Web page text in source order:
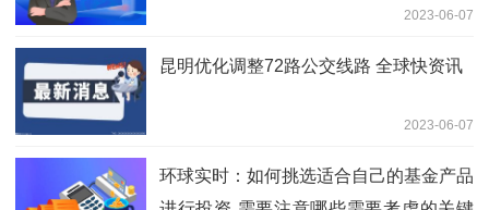
2023-06-07
昆明优化调整72路公交线路 全球快资讯
2023-06-07
环球实时：如何挑选适合自己的基金产品